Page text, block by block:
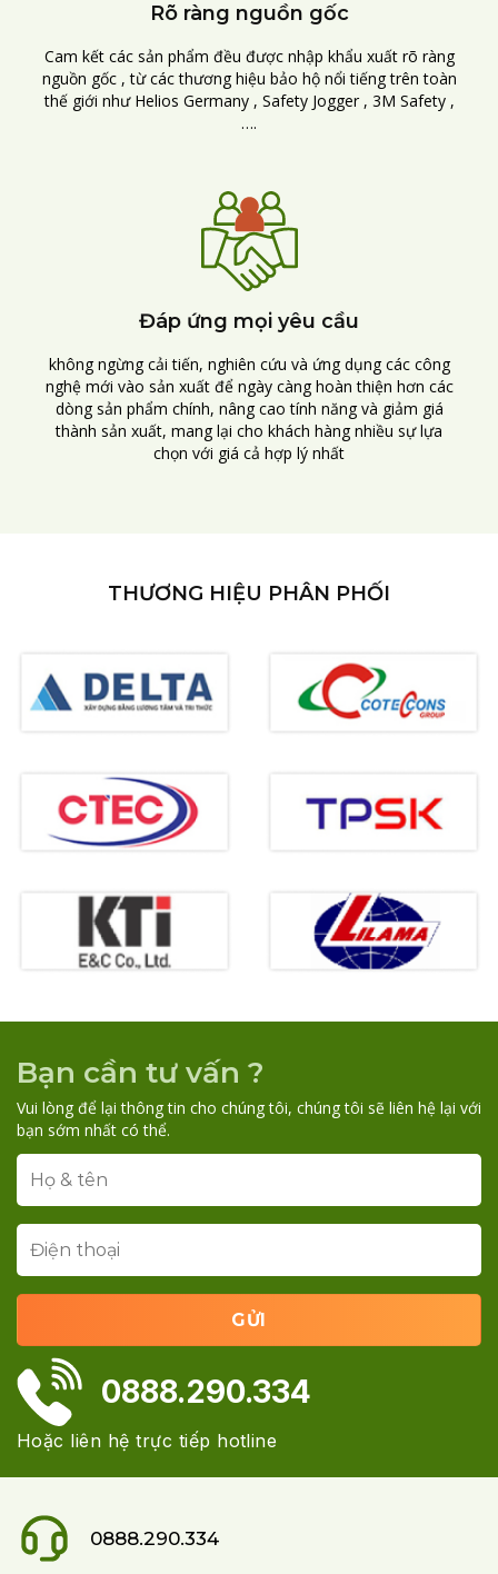
Rõ ràng nguồn gốc
Cam kết các sản phẩm đều được nhập khẩu xuất rõ ràng
nguồn gốc , từ các thương hiệu bảo hộ nổi tiếng trên toàn
thế giới như Helios Germany , Safety Jogger , 3M Safety ,
….
Đáp ứng mọi yêu cầu
không ngừng cải tiến, nghiên cứu và ứng dụng các công
nghệ mới vào sản xuất để ngày càng hoàn thiện hơn các
dòng sản phẩm chính, nâng cao tính năng và giảm giá
thành sản xuất, mang lại cho khách hàng nhiều sự lựa
chọn với giá cả hợp lý nhất
THƯƠNG HIỆU PHÂN PHỐI
Bạn cần tư vấn ?
Vui lòng để lại thông tin cho chúng tôi, chúng tôi sẽ liên hệ lại với
bạn sớm nhất có thể.
0888.290.334
Hoặc liên hệ trực tiếp hotline
0888.290.334